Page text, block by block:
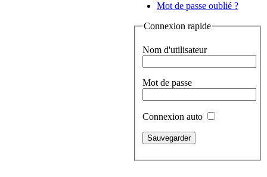
Mot de passe oublié ?
Connexion rapide
Nom d'utilisateur
Mot de passe
Connexion auto